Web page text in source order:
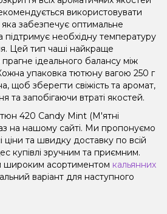
використовувати
забезпечує оптимальне
підтримує необхідну температуру
Цей тип чаші найкраще
прагне ідеального балансу між
упаковка тютюну вагою 250 г
щоб зберегти свіжість та аромат,
та запобігаючи втраті якостей.
420 Candy Mint (М'ятні
на нашому сайті. Ми пропонуємо
та швидку доставку по всій
купівлі зручним та приємним.
широким асортиментом кальянних
варіант для наступного